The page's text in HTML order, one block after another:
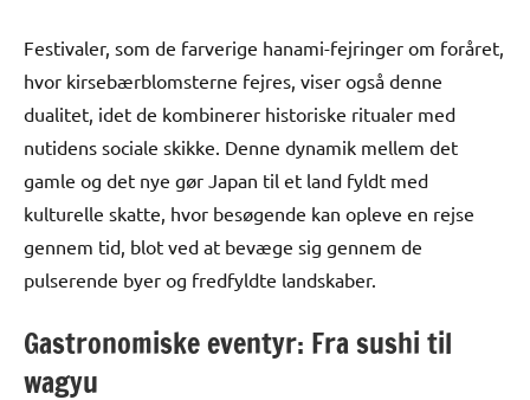
Festivaler, som de farverige hanami-fejringer om foråret,
hvor kirsebærblomsterne fejres, viser også denne
dualitet, idet de kombinerer historiske ritualer med
nutidens sociale skikke. Denne dynamik mellem det
gamle og det nye gør Japan til et land fyldt med
kulturelle skatte, hvor besøgende kan opleve en rejse
gennem tid, blot ved at bevæge sig gennem de
pulserende byer og fredfyldte landskaber.
Gastronomiske eventyr: Fra sushi til
wagyu